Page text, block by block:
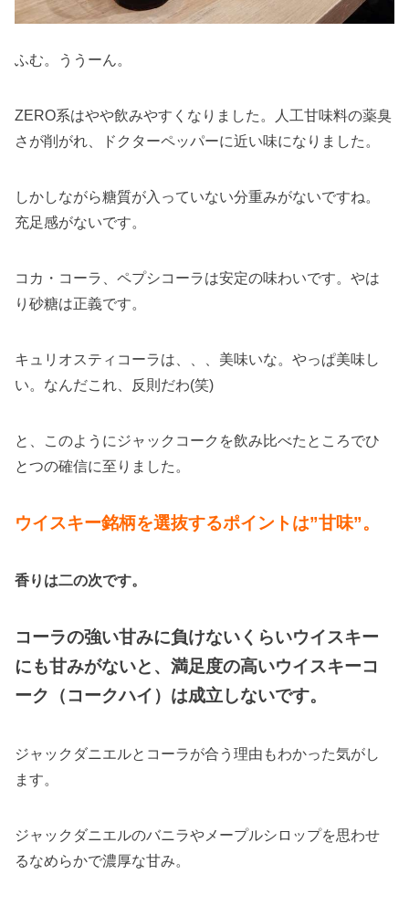
ふむ。ううーん。
ZERO系はやや飲みやすくなりました。人工甘味料の薬臭
さが削がれ、ドクターペッパーに近い味になりました。
しかしながら糖質が入っていない分重みがないですね。
充足感がないです。
コカ・コーラ、ペプシコーラは安定の味わいです。やは
り砂糖は正義です。
キュリオスティコーラは、、、美味いな。やっぱ美味し
い。なんだこれ、反則だわ(笑)
と、このようにジャックコークを飲み比べたところでひ
とつの確信に至りました。
ウイスキー銘柄を選抜するポイントは”甘味”。
香りは二の次です。
コーラの強い甘みに負けないくらいウイスキー
にも甘みがないと、満足度の高いウイスキーコ
ーク（コークハイ）は成立しないです。
ジャックダニエルとコーラが合う理由もわかった気がし
ます。
ジャックダニエルのバニラやメープルシロップを思わせ
るなめらかで濃厚な甘み。